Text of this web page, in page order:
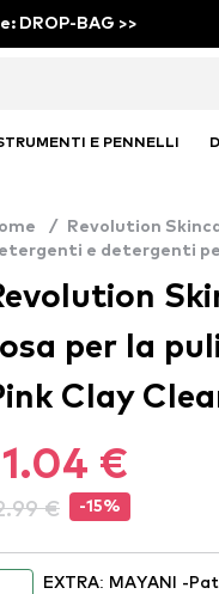
DROP-BAG >>
E PENNELLI
/ Revolution
e detergenti
per la
Clay
€
€ -15%
EXTRA: MAYANI -